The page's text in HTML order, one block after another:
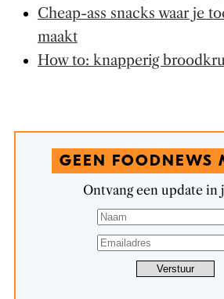
Cheap-ass snacks waar je
maakt
How to: knapperig
GEEN FOODNEWS
Ontvang een update in